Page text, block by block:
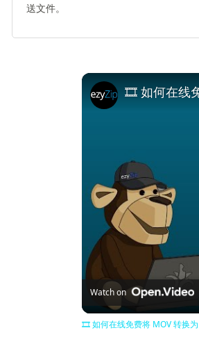
送文件。
🎞️ 如何在线
Watch on
🎞️ 如何在线免费将 MOV 转换